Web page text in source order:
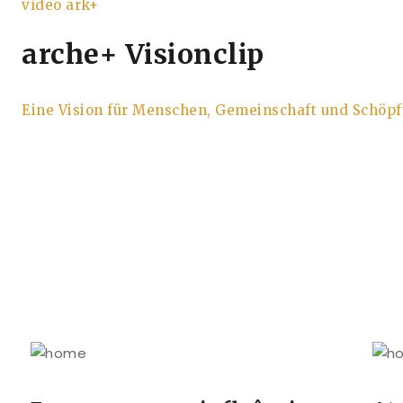
vídeo ark+
arche+ Visionclip
Eine Vision für Menschen, Gemeinschaft und